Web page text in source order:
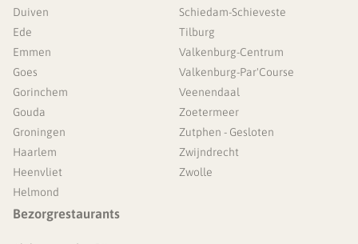
Duiven
Ede
Emmen
Goes
Gorinchem
Gouda
Groningen
Haarlem
Heenvliet
Helmond
Schiedam-Schieveste
Tilburg
Valkenburg-Centrum
Valkenburg-Par'Course
Veenendaal
Zoetermeer
Zutphen - Gesloten
Zwijndrecht
Zwolle
Bezorgrestaurants